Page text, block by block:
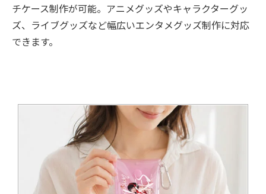
チケース制作が可能。アニメグッズやキャラクターグッ
ズ、ライブグッズなど幅広いエンタメグッズ制作に対応
できます。